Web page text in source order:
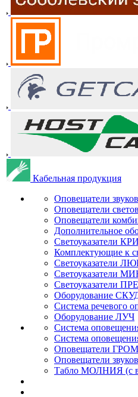
Кабельная продукция
Оповещатели
Оповещатели
Оповещатели
Дополнительное
Светоуказатели
Комплектующие к
Светоуказатели
Светоуказатели
Светоуказатели
Оборудование
Система речевого
Оборудование ЛУЧ
Система
Система
Оповещатели ГРОМ
Оповещатели
Табло МОЛНИЯ (с